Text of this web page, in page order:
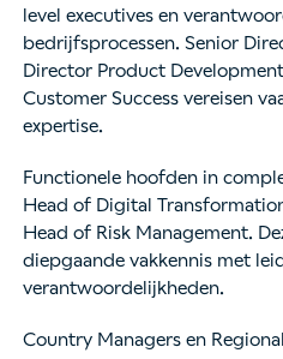
level executives en
bedrijfsprocessen. Senior
Director Product
Customer Success vereisen
expertise.
Functionele hoofden in
Head of Digital
Head of Risk Management.
diepgaande vakkennis met
verantwoordelijkheden.
Country Managers en